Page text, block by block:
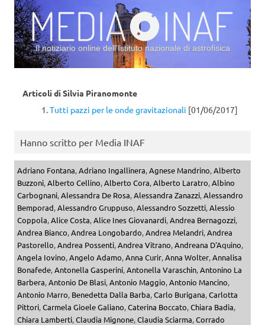
Il notiziario online dell’Istituto nazionale di astrofisica
Articoli di Silvia Piranomonte
Tutti pazzi per le onde gravitazionali [01/06/2017]
Hanno scritto per Media INAF
Adriano Fontana,Adriano Ingallinera,Agnese Mandrino,Alberto
Buzzoni,Alberto Cellino,Alberto Cora,Alberto Laratro,Albino
Carbognani,Alessandra De Rosa,Alessandra Zanazzi,Alessandro
Bemporad,Alessandro Gruppuso,Alessandro Sozzetti,Alessio
Coppola,Alice Costa,Alice Ines Giovanardi,Andrea Bernagozzi,
Andrea Bianco,Andrea Longobardo,Andrea Melandri,Andrea
Pastorello,Andrea Possenti,Andrea Vitrano,Andreana D'Aquino,
Angela Iovino,Angelo Adamo,Anna Curir,Anna Wolter,Annalisa
Bonafede,Antonella Gasperini,Antonella Varaschin,Antonino La
Barbera,Antonio De Blasi,Antonio Maggio,Antonio Mancino,
Antonio Marro, Benedetta Dalla Barba,Carlo Burigana,Carlotta
Pittori,Carmela Gioele Galiano,Caterina Boccato,Chiara Badia,
Chiara Lamberti,Claudia Mignone,Claudia Sciarma,Corrado